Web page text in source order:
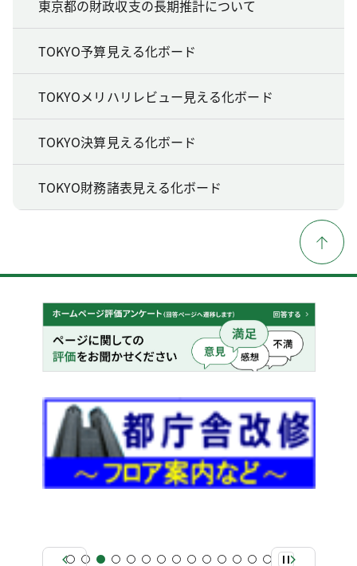
東京都の財政収支の長期推計について
TOKYO予算見える化ボード
TOKYOメリハリレビュー見える化ボード
TOKYO決算見える化ボード
TOKYO財務諸表見える化ボード